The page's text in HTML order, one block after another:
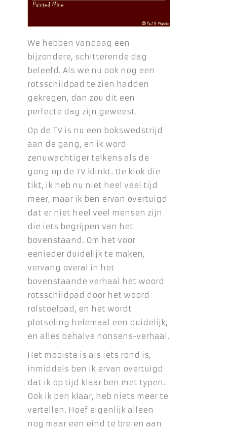
We hebben vandaag een
bijzondere, schitterende dag
beleefd. Als we nu ook nog een
rotsschildpad te zien hadden
gekregen, dan zou dit een
perfecte dag zijn geweest.
Op de TV is nu een bokswedstrijd
aan de gang, en ik word
zenuwachtiger telkens als de
gong op de TV klinkt. De klok die
tikt, ik heb nu niet heel veel tijd
meer, maar ik ben ervan overtuigd
dat er niet heel veel mensen zijn
die iets begrijpen van het
bovenstaand. Om het voor
eenieder duidelijk te maken,
vervang overal in het
bovenstaande verhaal het woord
rotsschildpad door het woord
rolstoelpad, en het wordt
plotseling helemaal een duidelijk,
en alles behalve nonsens-verhaal.
Het mooiste is als iets rond is,
inmiddels ben ik ervan overtuigd
dat ik op tijd klaar ben met typen.
Ook ik ben klaar, heb niets meer te
vertellen. Hoef eigenlijk alleen
nog maar een eind te breien aan